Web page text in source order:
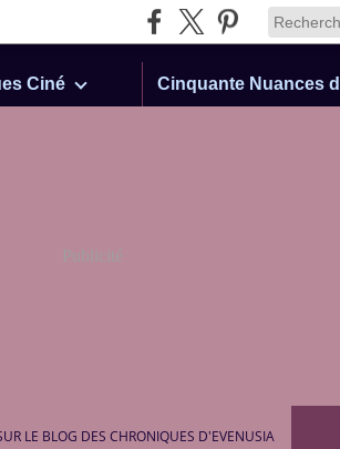
Ciné
Publicité
LE BLOG DES CHRONIQUES D'EVENUSIA